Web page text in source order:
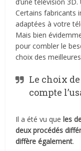
Certains fabricants
adaptées à votre
Mais bien
pour combler le
choix des
Le choix
compte
Il a été vu que les
deux procédés
diffère également.